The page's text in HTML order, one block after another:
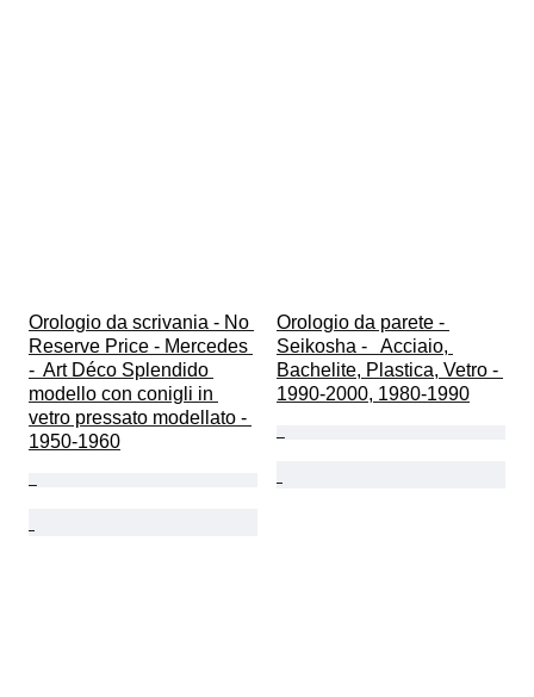
Orologio da scrivania - No
Reserve Price - Mercedes
-  Art Déco Splendido
modello con conigli in
vetro pressato modellato -
1950-1960
Orologio da parete -
Seikosha -   Acciaio,
Bachelite, Plastica, Vetro -
1990-2000, 1980-1990